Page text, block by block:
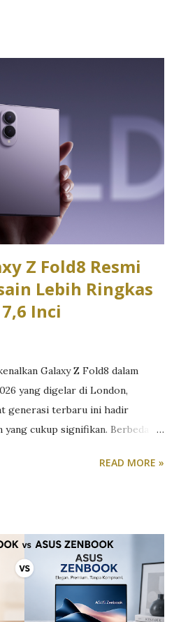
tab browser, mengolah dokumen,
rapat virtual, hingga
komunikasi secara
bahwa Asus ExpertBook
memenuhi kebutuhan profesional
dan stabilitas dibanding
Desain Asus
ke...
Z Fold8 Resmi
Lebih Ringkas
Inci
Galaxy Z Fold8 dalam
yang digelar di London,
generasi terbaru ini hadir
cukup signifikan. Berbeda
lebih pendek dan lebar
menjadi 161,4 x 123,9 x 4,5
membuat perangkat ini memiliki
kecil atau paspor,
penggunaan yang lebih
READ MORE »